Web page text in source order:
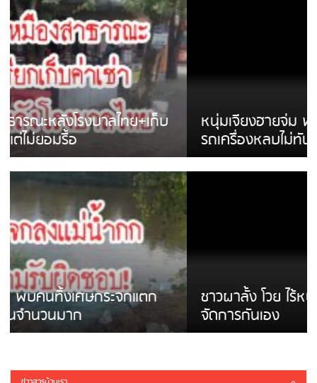
หนุ่มเจียงฮายจ่ม พบถังน้ำดื่มตกกลางถนน
รถเครื่องหลบไม่ทันล้มบาดเจ็บ
ชาวผาลั้ง โวย ไร้หน่วยงานดูแล ดินสไลด์ ต้อง
จัดการกันเอง